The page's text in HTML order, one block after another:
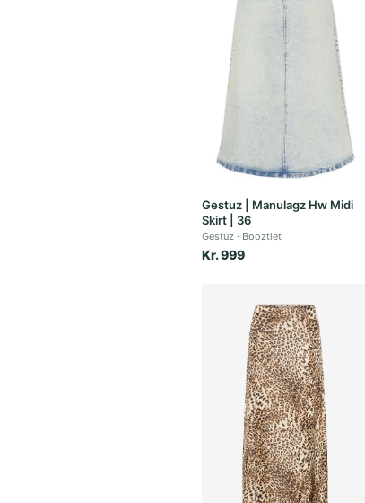
Gestuz | Manulagz Hw Midi
Skirt | 36
Gestuz Booztlet
Kr. 999